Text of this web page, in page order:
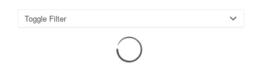
Toggle Filter